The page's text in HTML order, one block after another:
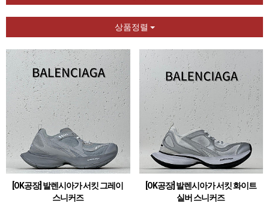
상품정렬
[OK공장] 발렌시아가 서킷 그레이
스니커즈
[OK공장] 발렌시아가 서킷 화이트
실버 스니커즈